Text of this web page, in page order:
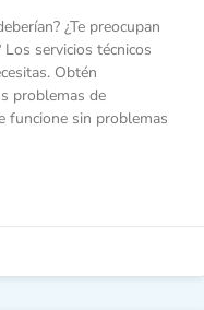
¿Te preocupan
servicios técnicos
Obtén
problemas de
funcione sin problemas